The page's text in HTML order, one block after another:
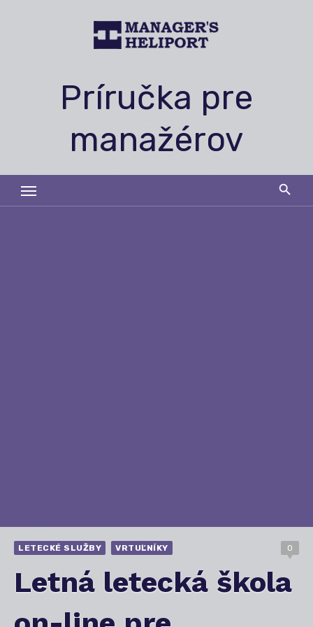
Príručka pre
manažérov
LETECKÉ SLUŽBY VRTUĽNÍKY 0
Letná letecká škola